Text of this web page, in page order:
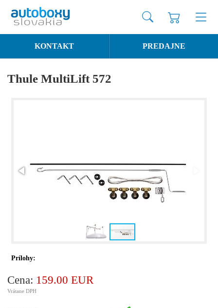
KONTAKT PREDAJNE
Thule MultiLift 572
Prílohy:
Cena: 159.00 EUR
Vrátane DPH